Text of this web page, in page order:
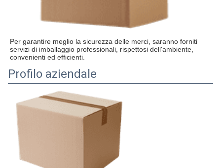
Per garantire meglio la sicurezza delle merci, saranno forniti
servizi di imballaggio professionali, rispettosi dell'ambiente,
convenienti ed efficienti.
Profilo aziendale